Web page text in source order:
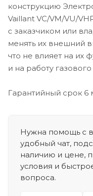
конструкцию
Vaillant VC/VM/VU/
с заказчиком или
менять их внешний
что не влияет на их
и на работу
Гарантийный срок 6
Нужна помощь с
удобный чат,
наличию и цене,
условия и
вопроса.